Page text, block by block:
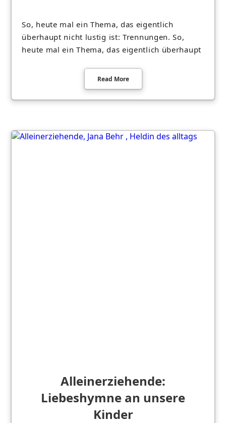
So, heute mal ein Thema, das eigentlich
überhaupt nicht lustig ist: Trennungen. So,
heute mal ein Thema, das eigentlich überhaupt
Read More
Alleinerziehende:
Liebeshymne an unsere
Kinder